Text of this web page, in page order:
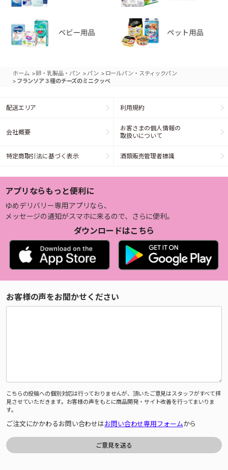
ホーム >卵・乳製品・パン > パン > ロールパン・スティックパン
> フランソア３種のチーズのミニクッぺ
配送エリア 利用規約
会社概要
お客さまの個人情報の
取扱いについて
特定商取引法に基づく表示 酒類販売管理者標識
アプリならもっと便利に
ゆめデリバリー専用アプリなら、
メッセージの通知がスマホに来るので、さらに便利。
ダウンロードはこちら
お客様の声をお聞かせください
こちらの投稿への個別対応は行っておりませんが、頂いたご意見はスタッフがすべて拝
見させていただきます。お客様の声をもとに商品開発・サイト改善を行ってまいりま
す。
ご注文にかかわるお問い合わせはお問い合わせ専用フォームから